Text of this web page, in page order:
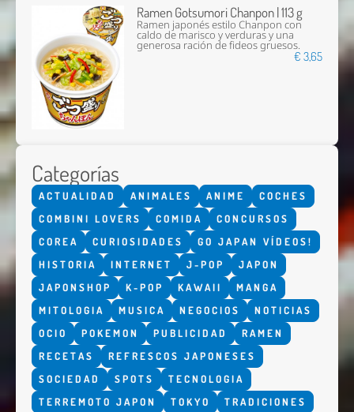
Ramen Gotsumori Chanpon | 113 g
Ramen japonés estilo Chanpon con
caldo de marisco y verduras y una
generosa ración de fideos gruesos.
€ 3,65
Categorías
ACTUALIDAD ANIMALES ANIME
COCHES
COMBINI LOVERS
COMIDA
CONCURSOS
COREA
CURIOSIDADES
GO JAPAN VÍDEOS!
HISTORIA
INTERNET J-POP
JAPON
JAPONSHOP
K-POP KAWAII
MANGA
MITOLOGIA
MUSICA NEGOCIOS
NOTICIAS
OCIO
POKEMON PUBLICIDAD
RAMEN
RECETAS
REFRESCOS JAPONESES
SOCIEDAD
SPOTS
TECNOLOGIA
TERREMOTO JAPON
TOKYO TRADICIONES